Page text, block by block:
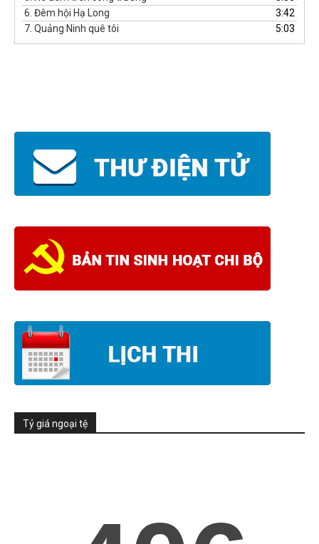
6. Đêm hội Hạ Long
3:42
7. Quảng Ninh quê tôi 5:03
Tỷ giá ngoại tệ